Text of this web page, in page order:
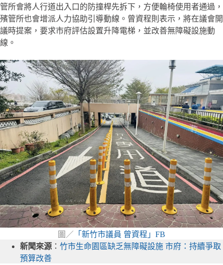
管所會將人行道出入口的防撞桿先拆下，方便輪椅使用者通過，
殯管所也會增派人力協助引導動線。曾資程則表示，將在議會開
議時提案，要求市府評估設置升降電梯，並改善無障礙設施動
線。
圖／ 「新竹市議員 曾資程」FB
新聞來源 ： 竹市生命園區缺乏無障礙設施 市府：持續爭取
預算改善